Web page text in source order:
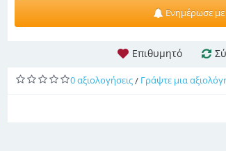
Ενημέρωσε με
Επιθυμητό
0 αξιολογήσεις/ Γράψτε μια